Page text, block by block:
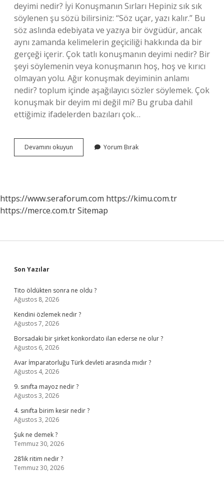
deyimi nedir? İyi Konuşmanın Sırları Hepiniz sık sık
söylenen şu sözü bilirsiniz: “Söz uçar, yazı kalır.” Bu
söz aslında edebiyata ve yazıya bir övgüdür, ancak
aynı zamanda kelimelerin geçiciliği hakkında da bir
gerçeği içerir. Çok tatlı konuşmanın deyimi nedir? Bir
şeyi söylemenin veya konuşmanın hoş, hoş ve kırıcı
olmayan yolu. Ağır konuşmak deyiminin anlamı
nedir? toplum içinde aşağılayıcı sözler söylemek. Çok
konuşmak bir deyim mi değil mi? Bu gruba dahil
ettiğimiz ifadelerden bazıları çok…
Devamını okuyun
Konuşmak
Yorum Bırak
https://www.seraforum.com https://kimu.com.tr
https://merce.com.trSitemap
Sidebar
Son Yazılar
Tito öldükten sonra ne oldu ?
Ağustos 8, 2026
Kendini özlemek nedir ?
Ağustos 7, 2026
Borsadaki bir şirket konkordato ilan ederse ne olur ?
Ağustos 6, 2026
Avar İmparatorluğu Türk devleti arasında mıdır ?
Ağustos 4, 2026
9. sınıfta mayoz nedir ?
Ağustos 3, 2026
4. sınıfta birim kesir nedir ?
Ağustos 3, 2026
Şuk ne demek ?
Temmuz 30, 2026
28’lik ritim nedir ?
Temmuz 30, 2026